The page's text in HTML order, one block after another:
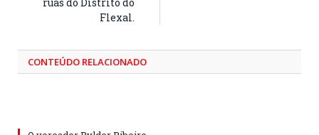
Flexal.
CONTEÚDO RELACIONADO